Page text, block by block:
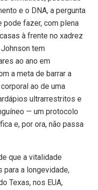
e o DNA, a pergunta
pode fazer, com plena
à frente no xadrez
tem
ao ano em
a meta de barrar a
ao de uma
ultrarrestritos e
— um protocolo
e, por ora, não passa
que a vitalidade
para a longevidade,
Texas, nos EUA,